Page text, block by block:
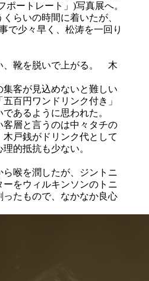
ポートレート」)写真展へ。
らいの時間に着いたが、
で少々早く、松涛を一回り
、靴を脱いで上がる。 木
客が見込めないと難しい
百円ワンドリンク付き」
あるように思われた。
客層と言うのは中々タチの
戸銭がドリンク代として
的抵抗も少ない。
喉を潤したが、ジントニ
ーをウィルキンソンのトニ
ったもので、なかなか良心